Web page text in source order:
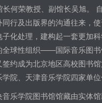
长何荣教授、副馆长吴旭。
同行及出版界的沟通往来，
子化处理，建构起一套更加
全球性组织——国际音乐图书
签约成为北京地区高校图书
学院、天津音乐学院四家单
学院图书馆馆藏由实体馆